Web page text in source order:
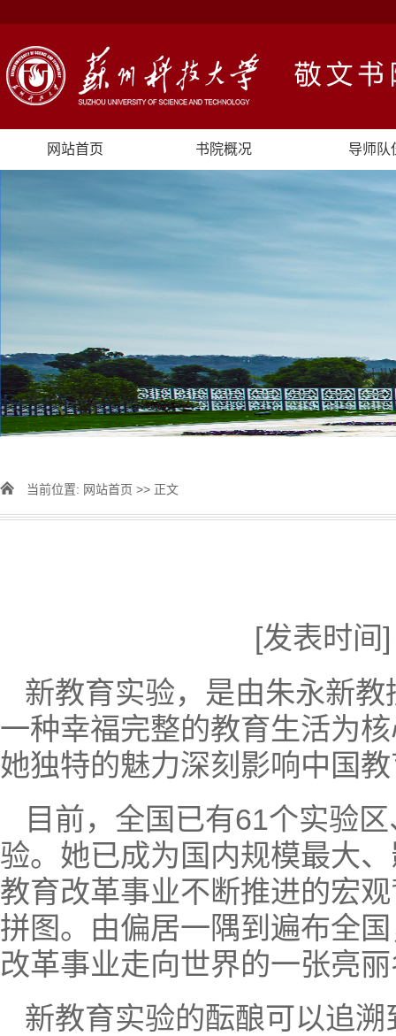
网站首页 书院概况 导师队
当前位置: 网站首页 >> 正文
[发表时
新教育实验，是由朱永新
一种幸福完整的教育生活为
她独特的魅力深刻影响中国
目前，全国已有61个实验
验。她已成为国内规模最大
教育改革事业不断推进的宏
拼图。由偏居一隅到遍布全
改革事业走向世界的一张亮
新教育实验的酝酿可以追